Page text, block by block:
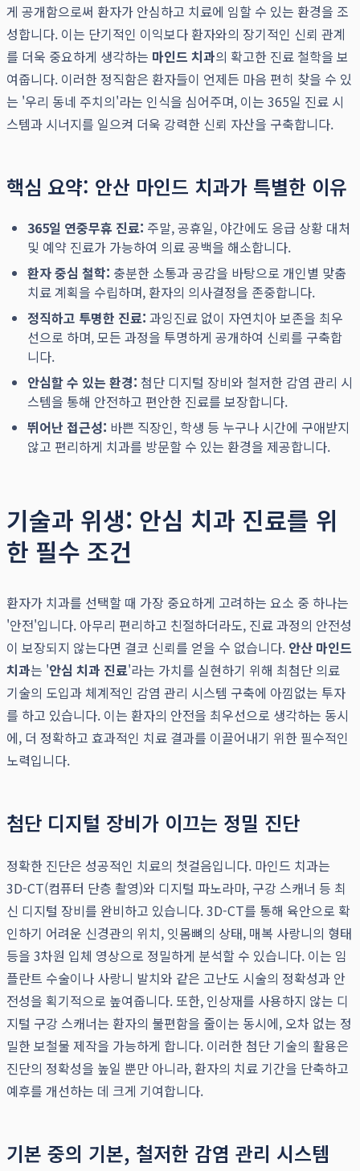
게 공개함으로써 환자가 안심하고 치료에 임할 수 있는 환경을 조
성합니다. 이는 단기적인 이익보다 환자와의 장기적인 신뢰 관계
를 더욱 중요하게 생각하는 마인드 치과의 확고한 진료 철학을 보
여줍니다. 이러한 정직함은 환자들이 언제든 마음 편히 찾을 수 있
는 '우리 동네 주치의'라는 인식을 심어주며, 이는 365일 진료 시
스템과 시너지를 일으켜 더욱 강력한 신뢰 자산을 구축합니다.
핵심 요약: 안산 마인드 치과가 특별한 이유
365일 연중무휴 진료: 주말, 공휴일, 야간에도 응급 상황 대처
및 예약 진료가 가능하여 의료 공백을 해소합니다.
환자 중심 철학: 충분한 소통과 공감을 바탕으로 개인별 맞춤
치료 계획을 수립하며, 환자의 의사결정을 존중합니다.
정직하고 투명한 진료: 과잉진료 없이 자연치아 보존을 최우
선으로 하며, 모든 과정을 투명하게 공개하여 신뢰를 구축합
니다.
안심할 수 있는 환경: 첨단 디지털 장비와 철저한 감염 관리 시
스템을 통해 안전하고 편안한 진료를 보장합니다.
뛰어난 접근성: 바쁜 직장인, 학생 등 누구나 시간에 구애받지
않고 편리하게 치과를 방문할 수 있는 환경을 제공합니다.
기술과 위생: 안심 치과 진료를 위
한 필수 조건
환자가 치과를 선택할 때 가장 중요하게 고려하는 요소 중 하나는
'안전'입니다. 아무리 편리하고 친절하더라도, 진료 과정의 안전성
이 보장되지 않는다면 결코 신뢰를 얻을 수 없습니다. 안산 마인드
치과는 '안심 치과 진료'라는 가치를 실현하기 위해 최첨단 의료
기술의 도입과 체계적인 감염 관리 시스템 구축에 아낌없는 투자
를 하고 있습니다. 이는 환자의 안전을 최우선으로 생각하는 동시
에, 더 정확하고 효과적인 치료 결과를 이끌어내기 위한 필수적인
노력입니다.
첨단 디지털 장비가 이끄는 정밀 진단
정확한 진단은 성공적인 치료의 첫걸음입니다. 마인드 치과는
3D-CT(컴퓨터 단층 촬영)와 디지털 파노라마, 구강 스캐너 등 최
신 디지털 장비를 완비하고 있습니다. 3D-CT를 통해 육안으로 확
인하기 어려운 신경관의 위치, 잇몸뼈의 상태, 매복 사랑니의 형태
등을 3차원 입체 영상으로 정밀하게 분석할 수 있습니다. 이는 임
플란트 수술이나 사랑니 발치와 같은 고난도 시술의 정확성과 안
전성을 획기적으로 높여줍니다. 또한, 인상재를 사용하지 않는 디
지털 구강 스캐너는 환자의 불편함을 줄이는 동시에, 오차 없는 정
밀한 보철물 제작을 가능하게 합니다. 이러한 첨단 기술의 활용은
진단의 정확성을 높일 뿐만 아니라, 환자의 치료 기간을 단축하고
예후를 개선하는 데 크게 기여합니다.
기본 중의 기본, 철저한 감염 관리 시스템